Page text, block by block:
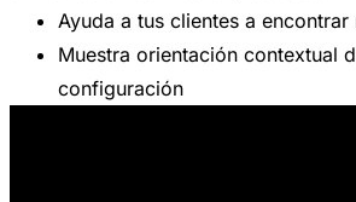
Ayuda a tus clientes a
Muestra orientación contextual
configuración